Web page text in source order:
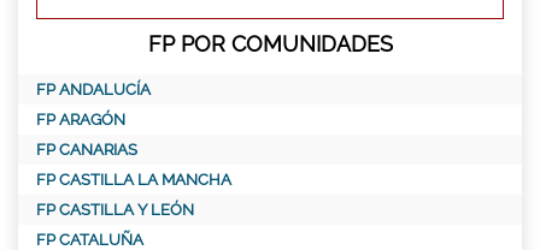
FP POR COMUNIDADES
FP ANDALUCÍA
FP ARAGÓN
FP CANARIAS
FP CASTILLA LA MANCHA
FP CASTILLA Y LEÓN
FP CATALUÑA